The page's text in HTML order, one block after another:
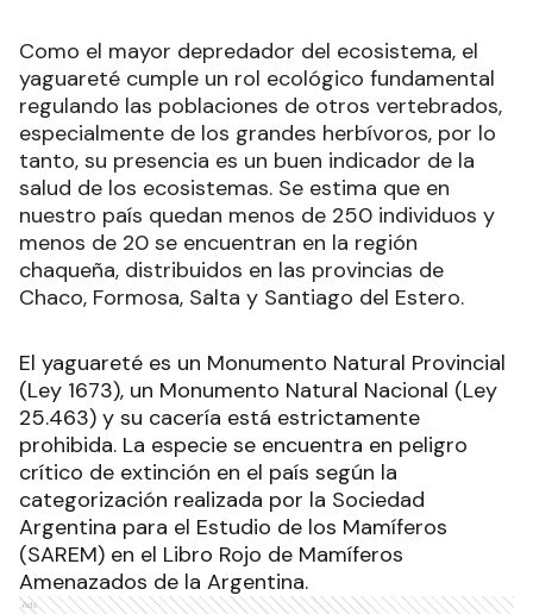
Como el mayor depredador del ecosistema, el
yaguareté cumple un rol ecológico fundamental
regulando las poblaciones de otros vertebrados,
especialmente de los grandes herbívoros, por lo
tanto, su presencia es un buen indicador de la
salud de los ecosistemas. Se estima que en
nuestro país quedan menos de 250 individuos y
menos de 20 se encuentran en la región
chaqueña, distribuidos en las provincias de
Chaco, Formosa, Salta y Santiago del Estero.
El yaguareté es un Monumento Natural Provincial
(Ley 1673), un Monumento Natural Nacional (Ley
25.463) y su cacería está estrictamente
prohibida. La especie se encuentra en peligro
crítico de extinción en el país según la
categorización realizada por la Sociedad
Argentina para el Estudio de los Mamíferos
(SAREM) en el Libro Rojo de Mamíferos
Amenazados de la Argentina.
Ads